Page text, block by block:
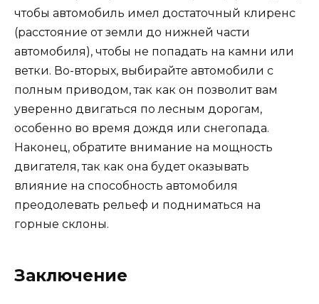
чтобы автомобиль имел достаточный клиренс
(расстояние от земли до нижней части
автомобиля), чтобы не попадать на камни или
ветки. Во-вторых, выбирайте автомобили с
полным приводом, так как он позволит вам
уверенно двигаться по лесным дорогам,
особенно во время дождя или снегопада.
Наконец, обратите внимание на мощность
двигателя, так как она будет оказывать
влияние на способность автомобиля
преодолевать рельеф и подниматься на
горные склоны.
Заключение